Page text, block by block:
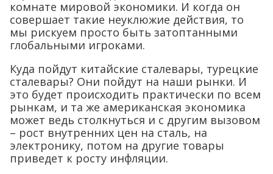
комнате мировой экономики. И когда он
совершает такие неуклюжие действия, то
мы рискуем просто быть затоптанными
глобальными игроками.
Куда пойдут китайские сталевары, турецкие
сталевары? Они пойдут на наши рынки. И
это будет происходить практически по всем
рынкам, и та же американская экономика
может ведь столкнуться и с другим вызовом
– рост внутренних цен на сталь, на
электронику, потом на другие товары
приведет к росту инфляции.